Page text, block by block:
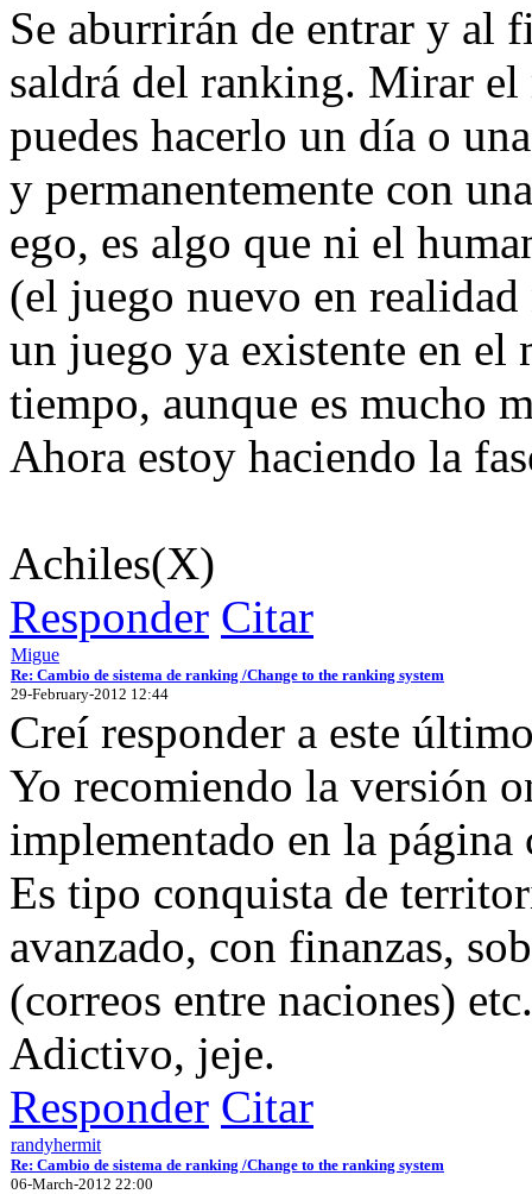
Se aburrirán de entrar y al
saldrá del ranking. Mirar el
puedes hacerlo un día o
y permanentemente con
ego, es algo que ni el
(el juego nuevo en
un juego ya existente en el
tiempo, aunque es mucho
Ahora estoy haciendo la
Achiles(X)
Responder Citar
Migue
Re: Cambio de sistema de ranking /Change to the ranking system
29-February-2012 12:44
Creí responder a este
Yo recomiendo la versión
implementado en la
Es tipo conquista de
avanzado, con finanzas,
(correos entre naciones) etc.
Adictivo, jeje.
Responder Citar
randyhermit
Re: Cambio de sistema de ranking /Change to the ranking system
06-March-2012 22:00